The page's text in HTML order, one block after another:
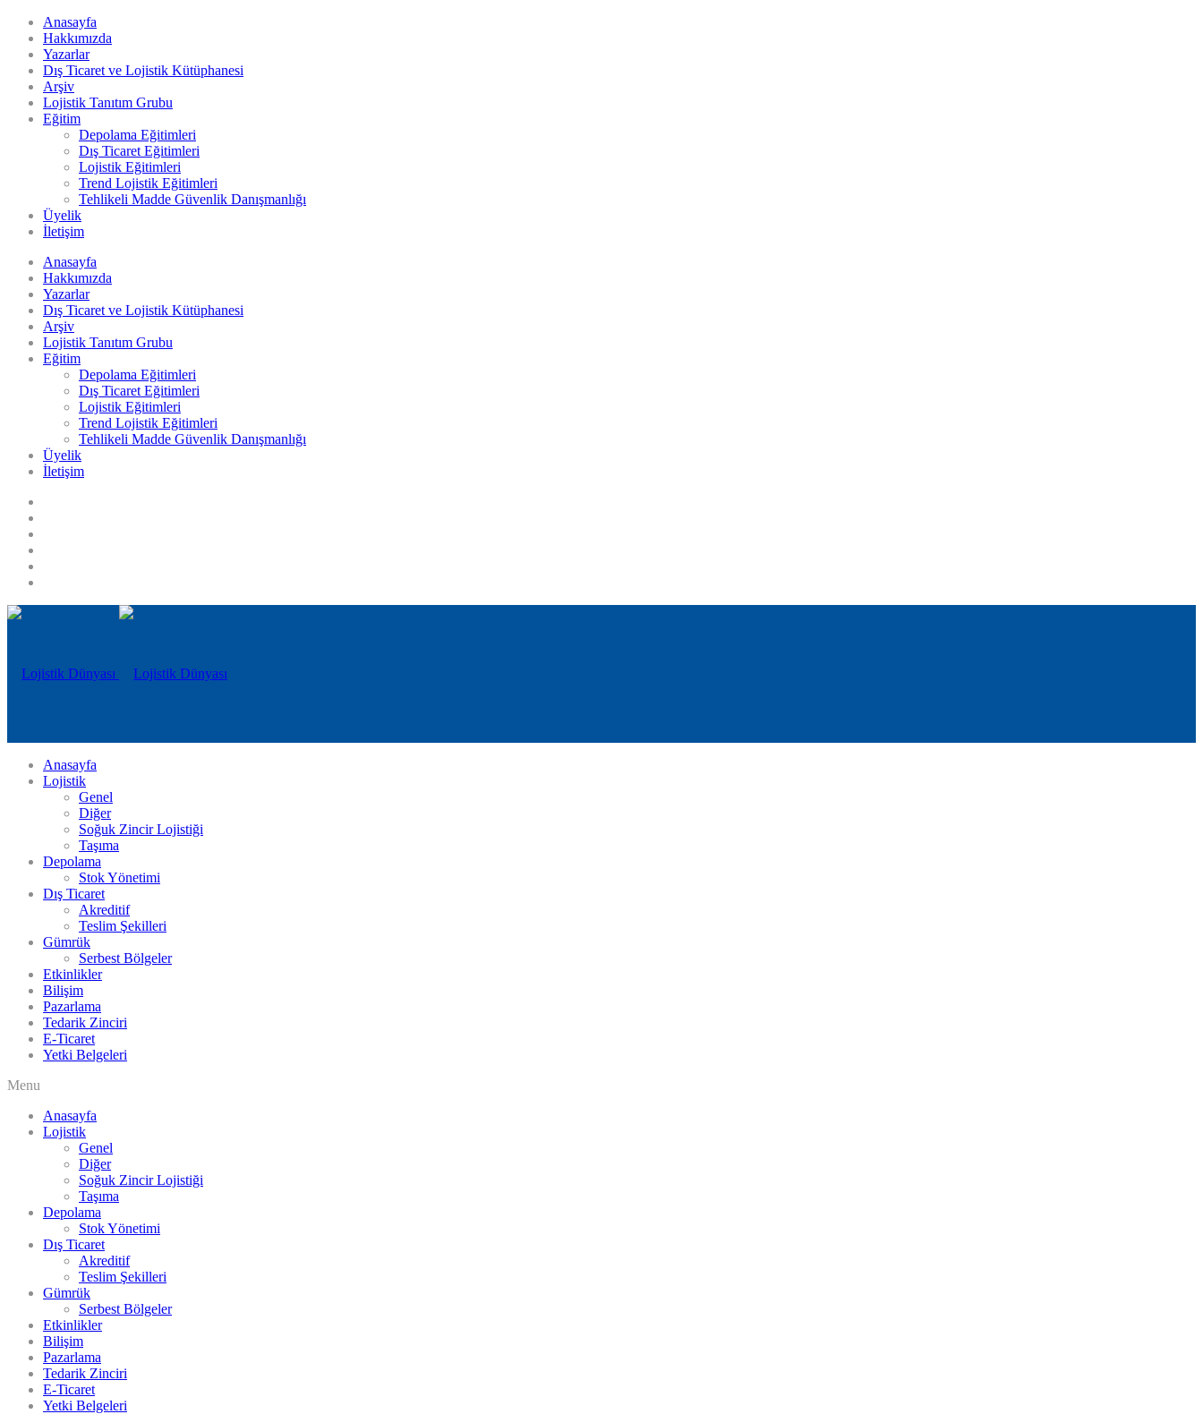
Anasayfa
Hakkımızda
Yazarlar
Dış Ticaret ve Lojistik Kütüphanesi
Arşiv
Lojistik Tanıtım Grubu
Eğitim
Depolama Eğitimleri
Dış Ticaret Eğitimleri
Lojistik Eğitimleri
Trend Lojistik Eğitimleri
Tehlikeli Madde Güvenlik Danışmanlığı
Üyelik
İletişim
Anasayfa
Hakkımızda
Yazarlar
Dış Ticaret ve Lojistik Kütüphanesi
Arşiv
Lojistik Tanıtım Grubu
Eğitim
Depolama Eğitimleri
Dış Ticaret Eğitimleri
Lojistik Eğitimleri
Trend Lojistik Eğitimleri
Tehlikeli Madde Güvenlik Danışmanlığı
Üyelik
İletişim
Anasayfa
Lojistik
Genel
Diğer
Soğuk Zincir Lojistiği
Taşıma
Depolama
Stok Yönetimi
Dış Ticaret
Akreditif
Teslim Şekilleri
Gümrük
Serbest Bölgeler
Etkinlikler
Bilişim
Pazarlama
Tedarik Zinciri
E-Ticaret
Yetki Belgeleri
Menu
Anasayfa
Lojistik
Genel
Diğer
Soğuk Zincir Lojistiği
Taşıma
Depolama
Stok Yönetimi
Dış Ticaret
Akreditif
Teslim Şekilleri
Gümrük
Serbest Bölgeler
Etkinlikler
Bilişim
Pazarlama
Tedarik Zinciri
E-Ticaret
Yetki Belgeleri